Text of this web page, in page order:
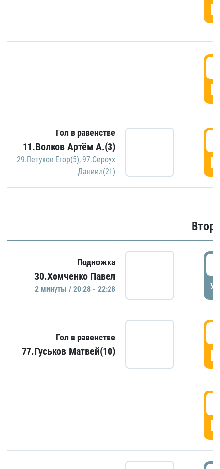
Гол в равенстве
11.Волков Артём А.(3)
29.Петухов Егор(5), 97.Сероух
Даниил(21)
Подножка
30.Хомченко Павел
2 минуты / 20:28 - 22:28
Гол в равенстве
77.Гуськов Матвей(10)